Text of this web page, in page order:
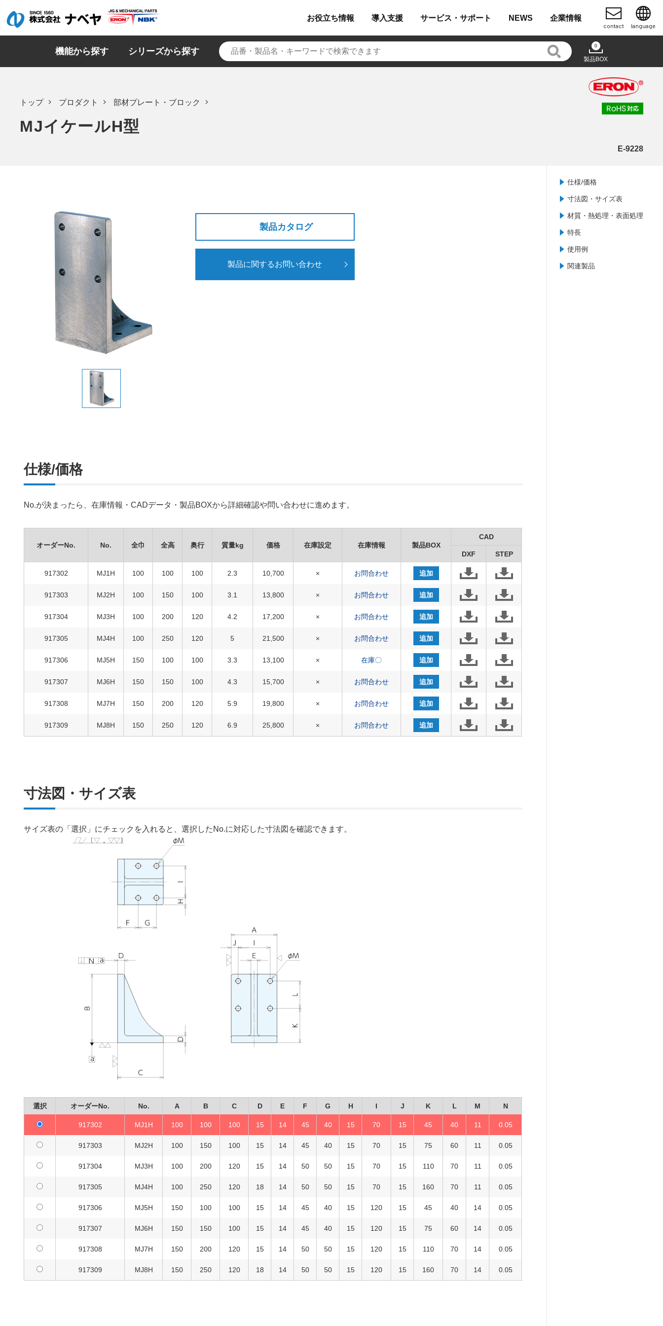
お役立ち情報 導入支援 サービス・ サポート NEWS 企業情報
contact language
機能から探す シリーズから探す
0
製品BOX
トップ プロダクト 部材プレート・ブロック
MJイケールH型
E-9228
仕様/価格
寸法図・サイズ表
材質・熱処理・表面処理
特長
使用例
関連製品
製品カタログ
製品に関するお問い合わせ
仕様/価格
No.が決まったら、在庫情報・CADデータ・製品BOXから詳細確認や問い合わせに進めます。
オーダーNo. No. 全巾 全高 奥行 質量kg 価格 在庫設定 在庫情報 製品BOX
CAD
DXF STEP
917302 MJ1H 100 100 100 2.3 10,700 × お問合わせ 追加
917303 MJ2H 100 150 100 3.1 13,800 × お問合わせ 追加
917304 MJ3H 100 200 120 4.2 17,200 × お問合わせ 追加
917305 MJ4H 100 250 120 5 21,500 × お問合わせ 追加
917306 MJ5H 150 100 100 3.3 13,100 × 在庫〇 追加
917307 MJ6H 150 150 100 4.3 15,700 × お問合わせ 追加
917308 MJ7H 150 200 120 5.9 19,800 × お問合わせ 追加
917309 MJ8H 150 250 120 6.9 25,800 × お問合わせ 追加
寸法図・サイズ表
サイズ表の「選択」にチェックを入れると、選択したNo.に対応した寸法図を確認できます。
選択 オーダーNo. No. A B C D E F G H I J K L M N
917302 MJ1H 100 100 100 15 14 45 40 15 70 15 45 40 11 0.05
917303 MJ2H 100 150 100 15 14 45 40 15 70 15 75 60 11 0.05
917304 MJ3H 100 200 120 15 14 50 50 15 70 15 110 70 11 0.05
917305 MJ4H 100 250 120 18 14 50 50 15 70 15 160 70 11 0.05
917306 MJ5H 150 100 100 15 14 45 40 15 120 15 45 40 14 0.05
917307 MJ6H 150 150 100 15 14 45 40 15 120 15 75 60 14 0.05
917308 MJ7H 150 200 120 15 14 50 50 15 120 15 110 70 14 0.05
917309 MJ8H 150 250 120 18 14 50 50 15 120 15 160 70 14 0.05